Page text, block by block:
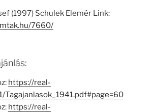
(1997) Schulek Elemér Link:
7660/
https://real-
Tagajanlasok_1941.pdf#page=60
https://real-